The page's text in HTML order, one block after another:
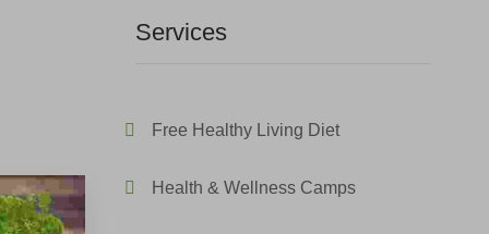
Services
Free Healthy Living Diet
Health & Wellness Camps